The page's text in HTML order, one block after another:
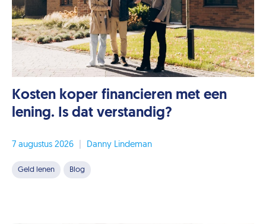
Kosten koper financieren met een
lening. Is dat verstandig?
7 augustus 2026 Danny Lindeman
Geld lenen Blog